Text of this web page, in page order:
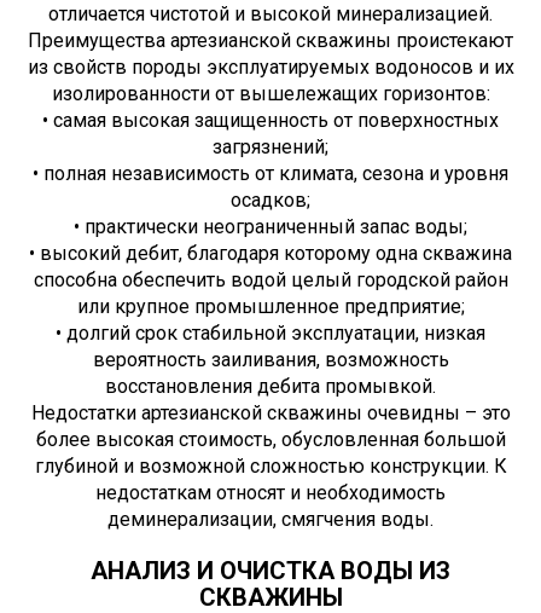
отличается чистотой и высокой минерализацией.
Преимущества артезианской скважины проистекают
из свойств породы эксплуатируемых водоносов и их
изолированности от вышележащих горизонтов:
• самая высокая защищенность от поверхностных
загрязнений;
• полная независимость от климата, сезона и уровня
осадков;
• практически неограниченный запас воды;
• высокий дебит, благодаря которому одна скважина
способна обеспечить водой целый городской район
или крупное промышленное предприятие;
• долгий срок стабильной эксплуатации, низкая
вероятность заиливания, возможность
восстановления дебита промывкой.
Недостатки артезианской скважины очевидны – это
более высокая стоимость, обусловленная большой
глубиной и возможной сложностью конструкции. К
недостаткам относят и необходимость
деминерализации, смягчения воды.
АНАЛИЗ И ОЧИСТКА ВОДЫ ИЗ
СКВАЖИНЫ